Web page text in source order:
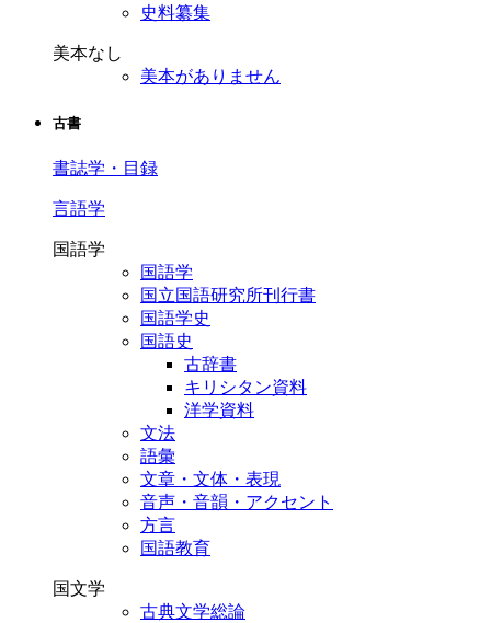
史料纂集
美本なし
美本がありません
古書
書誌学・目録
言語学
国語学
国語学
国立国語研究所刊行書
国語学史
国語史
古辞書
キリシタン資料
洋学資料
文法
語彙
文章・文体・表現
音声・音韻・アクセント
方言
国語教育
国文学
古典文学総論